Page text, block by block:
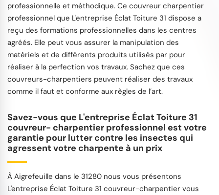
professionnelle et méthodique. Ce couvreur charpentier
professionnel que L'entreprise Éclat Toiture 31 dispose a
reçu des formations professionnelles dans les centres
agréés. Elle peut vous assurer la manipulation des
matériels et de différents produits utilisés par pour
réaliser à la perfection vos travaux. Sachez que ces
couvreurs-charpentiers peuvent réaliser des travaux
comme il faut et conforme aux règles de l’art.
Savez-vous que L'entreprise Éclat Toiture 31
couvreur- charpentier professionnel est votre
garantie pour lutter contre les insectes qui
agressent votre charpente à un prix
À Aigrefeuille dans le 31280 nous vous présentons
L'entreprise Éclat Toiture 31 couvreur-charpentier vous